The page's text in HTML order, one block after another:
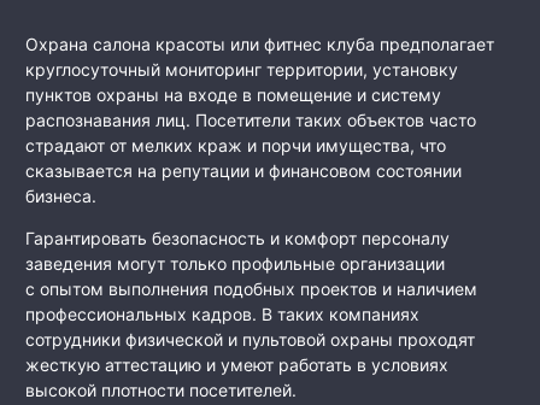
Охрана салона красоты или фитнес клуба предполагает
круглосуточный мониторинг территории, установку
пунктов охраны на входе в помещение и систему
распознавания лиц. Посетители таких объектов часто
страдают от мелких краж и порчи имущества, что
сказывается на репутации и финансовом состоянии
бизнеса.
Гарантировать безопасность и комфорт персоналу
заведения могут только профильные организации
с опытом выполнения подобных проектов и наличием
профессиональных кадров. В таких компаниях
сотрудники физической и пультовой охраны проходят
жесткую аттестацию и умеют работать в условиях
высокой плотности посетителей.